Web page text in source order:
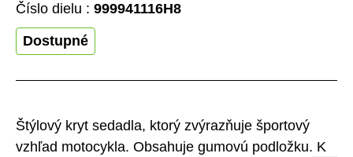
Štýlový kryt sedadla, ktorý zvýrazňuje športový
vzhľad motocykla. Obsahuje gumovú podložku. K
Číslo dielu : 999941116H8
Dostupné